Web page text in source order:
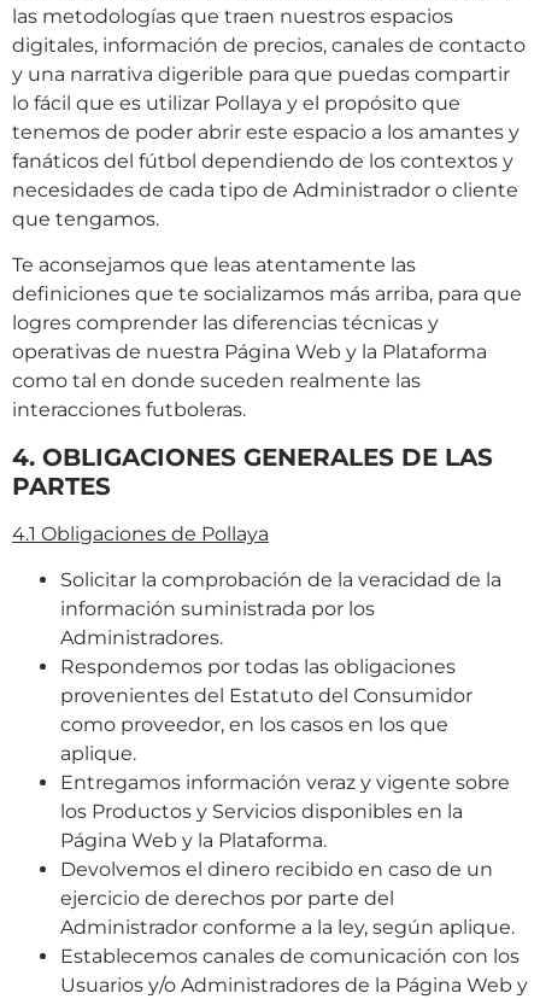
las metodologías que traen nuestros espacios
digitales, información de precios, canales de contacto
y una narrativa digerible para que puedas compartir
lo fácil que es utilizar Pollaya y el propósito que
tenemos de poder abrir este espacio a los amantes y
fanáticos del fútbol dependiendo de los contextos y
necesidades de cada tipo de Administrador o cliente
que tengamos.
Te aconsejamos que leas atentamente las
definiciones que te socializamos más arriba, para que
logres comprender las diferencias técnicas y
operativas de nuestra Página Web y la Plataforma
como tal en donde suceden realmente las
interacciones futboleras.
4. OBLIGACIONES GENERALES DE LAS
PARTES
4.1 Obligaciones de Pollaya
Solicitar la comprobación de la veracidad de la
información suministrada por los
Administradores.
Respondemos por todas las obligaciones
provenientes del Estatuto del Consumidor
como proveedor, en los casos en los que
aplique.
Entregamos información veraz y vigente sobre
los Productos y Servicios disponibles en la
Página Web y la Plataforma.
Devolvemos el dinero recibido en caso de un
ejercicio de derechos por parte del
Administrador conforme a la ley, según aplique.
Establecemos canales de comunicación con los
Usuarios y/o Administradores de la Página Web y